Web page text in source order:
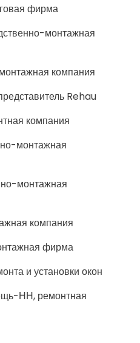
фирма
монтажная
компания
Rehau
компания
монтажная
монтажная
компания
фирма
и установки окон
НН, ремонтная